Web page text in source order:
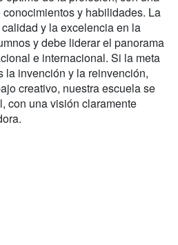
y habilidades. La
y la excelencia en la
y debe liderar el panorama
e internacional. Si la meta
la invención y la reinvención,
creativo, nuestra escuela se
con una visión claramente